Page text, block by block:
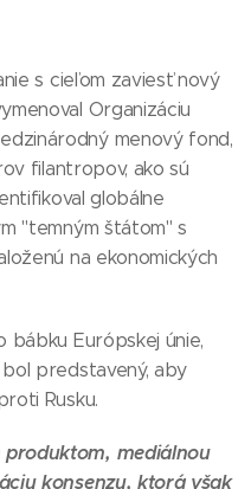
s cieľom zaviesť nový
Organizáciu
menový fond,
filantropov, ako sú
globálne
"temným štátom" s
na ekonomických
bábku Európskej únie,
predstavený, aby
Rusku.
produktom, mediálnou
konsenzu, ktorá však